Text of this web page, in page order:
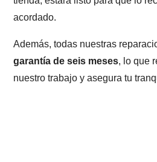
acordado.
Además, todas nuestras
garantía de seis meses, lo que
nuestro trabajo y asegura tu